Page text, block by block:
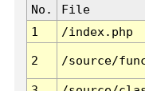
No. File
1
/index.php
2 /source/